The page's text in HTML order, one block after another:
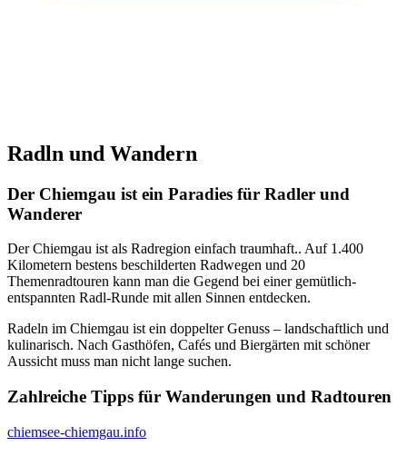
Radln und Wandern
Der Chiemgau ist ein Paradies für Radler und
Wanderer
Der Chiemgau ist als Radregion einfach traumhaft.. Auf 1.400
Kilometern bestens beschilderten Radwegen und 20
Themenradtouren kann man die Gegend bei einer gemütlich-
entspannten Radl-Runde mit allen Sinnen entdecken.
Radeln im Chiemgau ist ein doppelter Genuss – landschaftlich und
kulinarisch. Nach Gasthöfen, Cafés und Biergärten mit schöner
Aussicht muss man nicht lange suchen.
Zahlreiche Tipps für Wanderungen und Radtouren
chiemsee-chiemgau.info